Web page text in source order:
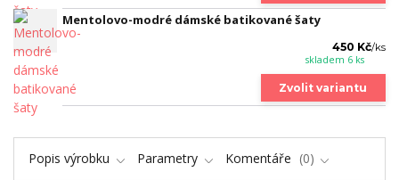
Mentolovo-modré dámské batikované šaty
450 Kč/ks
skladem 6 ks
Zvolit variantu
Popis výrobku Parametry Komentáře 0